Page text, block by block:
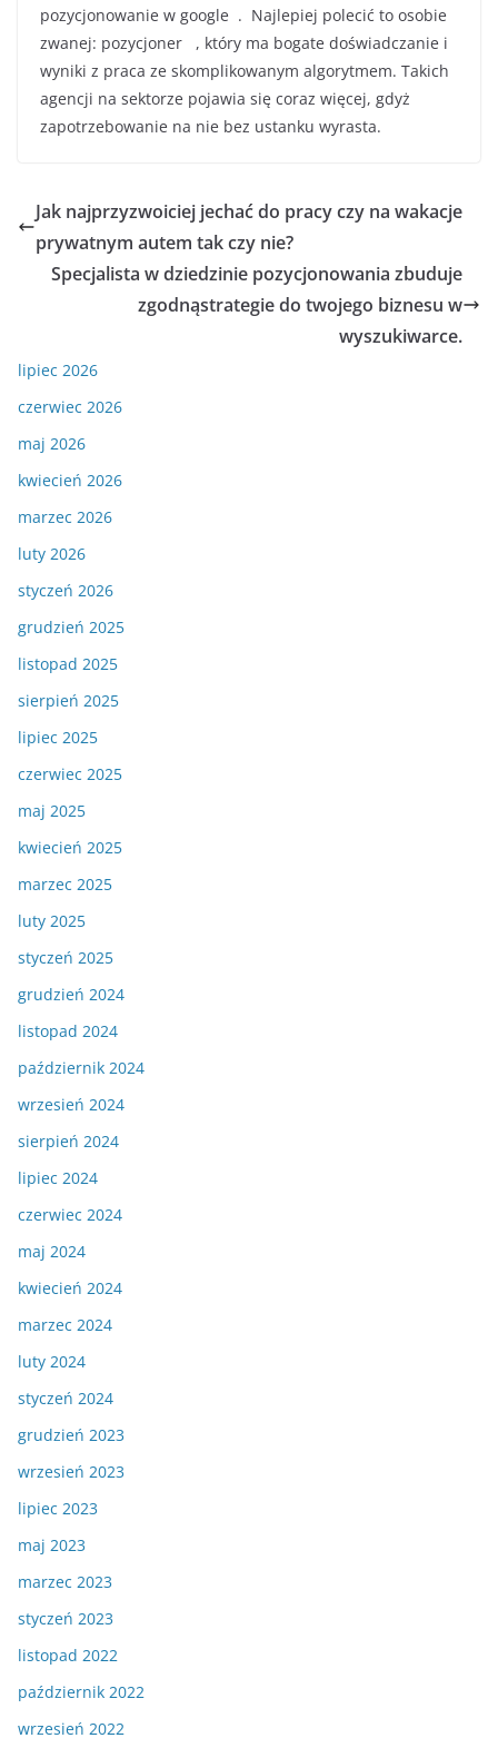
pozycjonowanie w google . Najlepiej polecić to osobie
zwanej: pozycjoner , który ma bogate doświadczanie i
wyniki z praca ze skomplikowanym algorytmem. Takich
agencji na sektorze pojawia się coraz więcej, gdyż
zapotrzebowanie na nie bez ustanku wyrasta.
Jak najprzyzwoiciej jechać do pracy czy na wakacje
prywatnym autem tak czy nie?
Specjalista w dziedzinie pozycjonowania zbuduje
zgodnąstrategie do twojego biznesu w
wyszukiwarce.
lipiec 2026
czerwiec 2026
maj 2026
kwiecień 2026
marzec 2026
luty 2026
styczeń 2026
grudzień 2025
listopad 2025
sierpień 2025
lipiec 2025
czerwiec 2025
maj 2025
kwiecień 2025
marzec 2025
luty 2025
styczeń 2025
grudzień 2024
listopad 2024
październik 2024
wrzesień 2024
sierpień 2024
lipiec 2024
czerwiec 2024
maj 2024
kwiecień 2024
marzec 2024
luty 2024
styczeń 2024
grudzień 2023
wrzesień 2023
lipiec 2023
maj 2023
marzec 2023
styczeń 2023
listopad 2022
październik 2022
wrzesień 2022